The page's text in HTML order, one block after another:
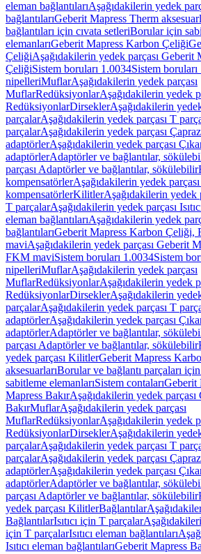
eleman bağlantılarıAşağıdakilerin yedek
bağlantılarıGeberit Mapress Therm
bağlantıları için cıvata setleriBorular için
elemanlarıGeberit Mapress Karbon Çeliği
ÇeliğiAşağıdakilerin yedek parçası Geberit
ÇeliğiSistem boruları 1.0034Sistem
nipelleriMuflarAşağıdakilerin yedek parçası
MuflarRedüksiyonlarAşağıdakilerin yedek
RedüksiyonlarDirseklerAşağıdakilerin
parçalarAşağıdakilerin yedek parçası T
parçalarAşağıdakilerin yedek parçası
adaptörlerAşağıdakilerin yedek parçası
adaptörlerAdaptörler ve bağlantılar,
parçası Adaptörler ve bağlantılar, sökülebilir
kompensatörlerAşağıdakilerin yedek
kompensatörlerKilitlerAşağıdakilerin yedek
T parçalarAşağıdakilerin yedek parçası
eleman bağlantılarıAşağıdakilerin yedek
bağlantılarıGeberit Mapress Karbon Çeliği,
maviAşağıdakilerin yedek parçası Geberit
FKM maviSistem boruları 1.0034Sistem
nipelleriMuflarAşağıdakilerin yedek parçası
MuflarRedüksiyonlarAşağıdakilerin yedek
RedüksiyonlarDirseklerAşağıdakilerin
parçalarAşağıdakilerin yedek parçası T
adaptörlerAşağıdakilerin yedek parçası
adaptörlerAdaptörler ve bağlantılar,
parçası Adaptörler ve bağlantılar, sökülebilir
yedek parçası KilitlerGeberit Mapress
aksesuarlarıBorular ve bağlantı parçaları
sabitleme elemanlarıSistem contalarıGeberit
Mapress BakırAşağıdakilerin yedek
BakırMuflarAşağıdakilerin yedek parçası
MuflarRedüksiyonlarAşağıdakilerin yedek
RedüksiyonlarDirseklerAşağıdakilerin
parçalarAşağıdakilerin yedek parçası T
parçalarAşağıdakilerin yedek parçası
adaptörlerAşağıdakilerin yedek parçası
adaptörlerAdaptörler ve bağlantılar,
parçası Adaptörler ve bağlantılar, sökülebilir
yedek parçası KilitlerBağlantılar
BağlantılarIsıtıcı için T parçalar
için T parçalarIsıtıcı eleman bağlantıları
Isıtıcı eleman bağlantılarıGeberit Mapress